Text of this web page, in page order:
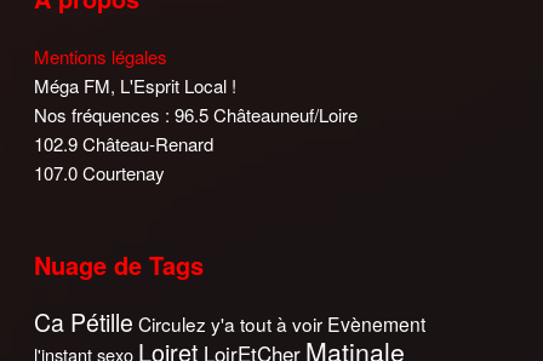
Mentions légales
Méga FM, L'Esprit Local !
Nos fréquences : 96.5 Châteauneuf/Loire
102.9 Château-Renard
107.0 Courtenay
Nuage de Tags
Ca Pétille Circulez y'a tout à voir Evènement
l'instant sexo Loiret LoirEtCher Matinale